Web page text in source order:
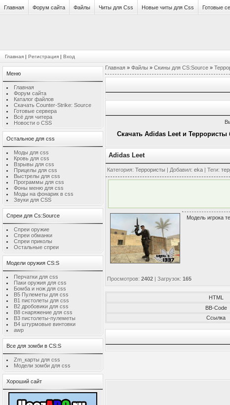
Главная Форум сайта Файлы Читы для Css Новые читы для Css Готовые
Главная | Регистрация | Вход
Меню
Главная
Форум сайта
Каталог файлов
Скачать Counter-Strike: Source
Готовые сервера
Всё для читера
Новости о CSS
Остальное для css
Моды для css
Кровь для css
Взрывы для css
Прицелы для css
Выстрелы для css
Программы для css
Фоны меню для css
Моды на фонарик в css
Звуки для CSS
Спреи для Cs:Source
Спреи оружие
Спреи обманки
Спреи приколы
Остальные спреи
Модели оружия CS:S
Перчатки для css
Паки оружия для css
Бомба и нож для css
B5 Пулеметы для css
B1 пистолеты для css
B2 дробовики для css
B8 снаряжение для css
B3 пистолеты-пулеметы
B4 штурмовые винтовки
awp
Все для зомби в CS:S
Zm_карты для css
Модели зомби для css
Хороший сайт
Главная » Файлы » Скины для CS:Source »
Скачать Adidas Leet и Террористы
Adidas Leet
Категория: Террористы | Добавил: eka | Теги:
Модель игрока
Просмотров: 2402 | Загрузок: 165
HTML
BB-Code
Ссылка